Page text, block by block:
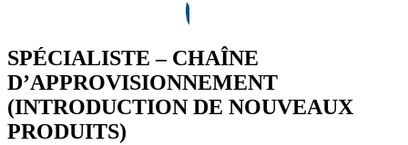
SPÉCIALISTE – CHAÎNE
D’APPROVISIONNEMENT
(INTRODUCTION DE NOUVEAUX
PRODUITS)